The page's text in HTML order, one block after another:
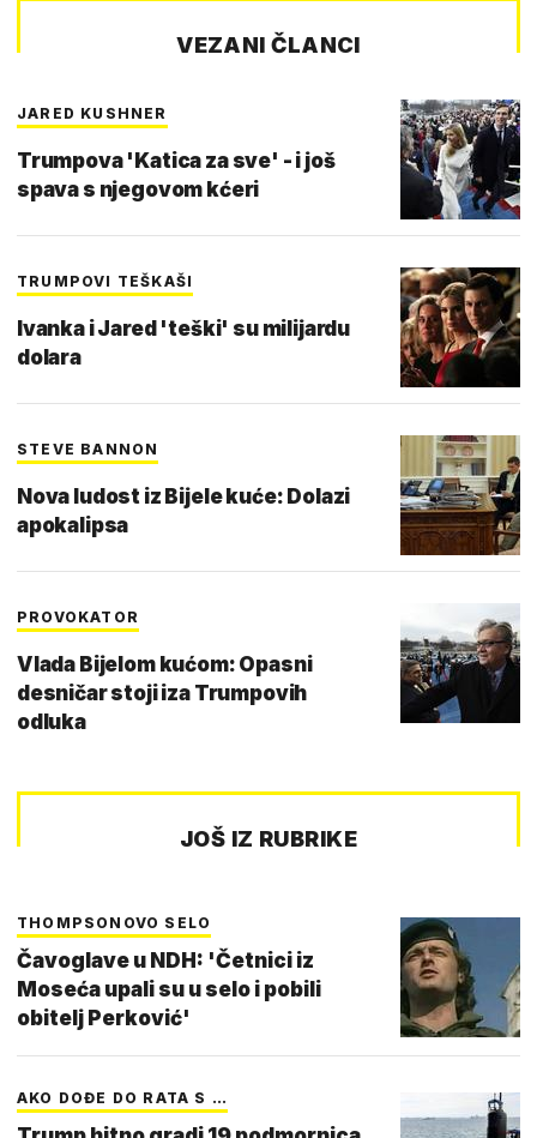
VEZANI ČLANCI
JARED KUSHNER
Trumpova 'Katica za sve' - i još
spava s njegovom kćeri
TRUMPOVI TEŠKAŠI
Ivanka i Jared 'teški' su milijardu
dolara
STEVE BANNON
Nova ludost iz Bijele kuće: Dolazi
apokalipsa
PROVOKATOR
Vlada Bijelom kućom: Opasni
desničar stoji iza Trumpovih
odluka
JOŠ IZ RUBRIKE
THOMPSONOVO SELO
Čavoglave u NDH: 'Četnici iz
Moseća upali su u selo i pobili
obitelj Perković'
AKO DOĐE DO RATA S …